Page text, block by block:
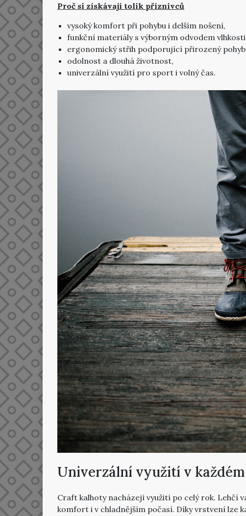
Proč si získávají tolik příznivců
vysoký komfort při pohybu i delším nošení,
funkční materiály s výborným odvodem
ergonomický střih podporující přirozený
odolnost a dlouhá životnost,
univerzální využití pro sport i volný čas.
Univerzální využití v
Craft kalhoty nacházejí využití po celý rok.
komfort i v chladnějším počasí. Díky vrstvení lze